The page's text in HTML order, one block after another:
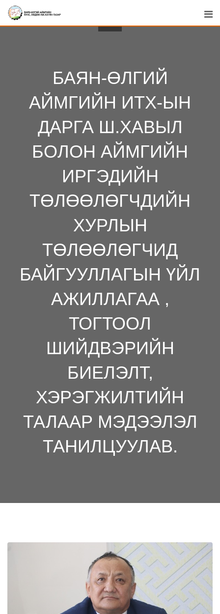
Skip
БАЯН-ӨЛГИЙ
АЙМГИЙН ИТХ-ЫН
ДАРГА Ш.ХАВЫЛ
БОЛОН АЙМГИЙН
ИРГЭДИЙН
ТӨЛӨӨЛӨГЧДИЙН
ХУРЛЫН
ТӨЛӨӨЛӨГЧИД
БАЙГУУЛЛАГЫН ҮЙЛ
АЖИЛЛАГАА ,
ТОГТООЛ
ШИЙДВЭРИЙН
БИЕЛЭЛТ,
ХЭРЭГЖИЛТИЙН
ТАЛААР МЭДЭЭЛЭЛ
ТАНИЛЦУУЛАВ.